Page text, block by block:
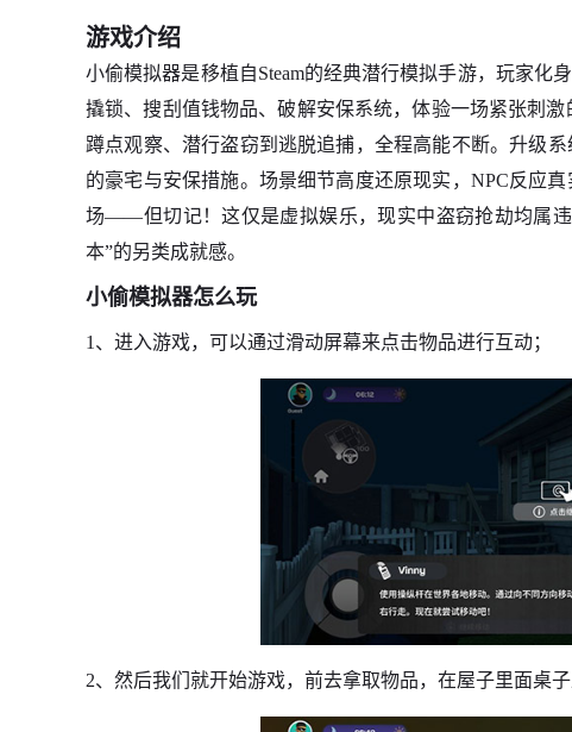
游戏介绍
小偷模拟器是移植自Steam的经典潜行模拟手游，玩家化
撬锁、搜刮值钱物品、破解安保系统，体验一场紧张刺激
蹲点观察、潜行盗窃到逃脱追捕，全程高能不断。升级
的豪宅与安保措施。场景细节高度还原现实，NPC反应
场——但切记！这仅是虚拟娱乐，现实中盗窃抢劫均属
本”的另类成就感。
小偷模拟器怎么玩
1、进入游戏，可以通过滑动屏幕来点击物品进行互动；
2、然后我们就开始游戏，前去拿取物品，在屋子里面桌子